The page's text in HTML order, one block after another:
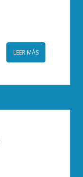
LEER MÁS